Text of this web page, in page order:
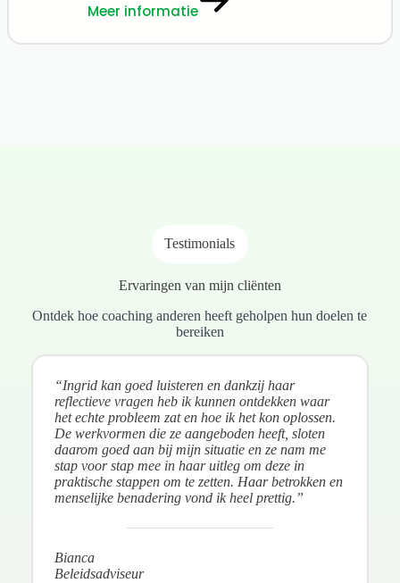
Meer informatie
Testimonials
Ervaringen van mijn cliënten
Ontdek hoe coaching anderen heeft geholpen hun doelen te
bereiken
“Ingrid kan goed luisteren en dankzij haar
reflectieve vragen heb ik kunnen ontdekken waar
het echte probleem zat en hoe ik het kon oplossen.
De werkvormen die ze aangeboden heeft, sloten
daarom goed aan bij mijn situatie en ze nam me
stap voor stap mee in haar uitleg om deze in
praktische stappen om te zetten. Haar betrokken en
menselijke benadering vond ik heel prettig.”
Bianca
Beleidsadviseur